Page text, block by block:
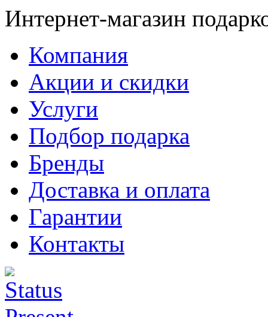
Интернет-магазин
Компания
Акции и скидки
Услуги
Подбор подарка
Бренды
Доставка и оплата
Гарантии
Контакты